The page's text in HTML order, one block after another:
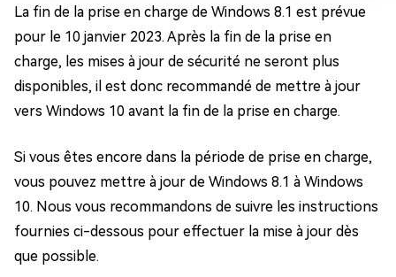
La fin de la prise en charge de Windows 8.1 est prévue
pour le 10 janvier 2023. Après la fin de la prise en
charge, les mises à jour de sécurité ne seront plus
disponibles, il est donc recommandé de mettre à jour
vers Windows 10 avant la fin de la prise en charge.
Si vous êtes encore dans la période de prise en charge,
vous pouvez mettre à jour de Windows 8.1 à Windows
10. Nous vous recommandons de suivre les instructions
fournies ci-dessous pour effectuer la mise à jour dès
que possible.